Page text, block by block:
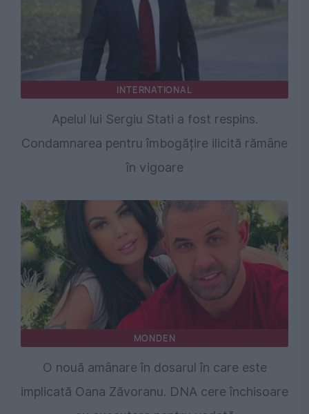
INTERNATIONAL
Apelul lui Sergiu Stati a fost respins.
Condamnarea pentru îmbogățire ilicită rămâne
în vigoare
MONDEN
O nouă amânare în dosarul în care este
implicată Oana Zăvoranu. DNA cere închisoare